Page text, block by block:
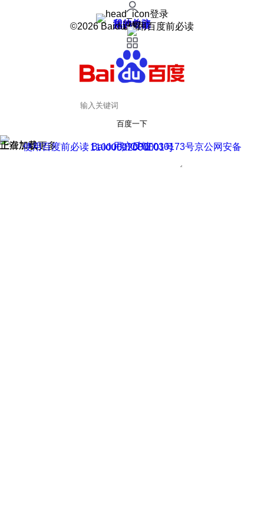
登录
我的关注
我的收藏
皮肤中心
用户反馈
设置
©2026 Baidu 使用百度前必读
百度一下
正在加载
上滑加载更多 用户反馈
使用百度前必读 Baidu 京ICP证030173号
京公网安备11000002000001号